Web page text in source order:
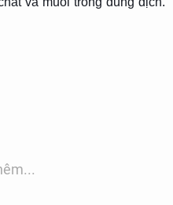
xử lý nước DI cho ngành